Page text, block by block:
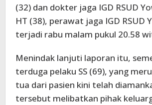
(32) dan dokter jaga IGD RSUD
HT (38), perawat jaga IGD RSUD
terjadi rabu malam pukul 20.58
Menindak lanjuti laporan itu,
terduga pelaku SS (69), yang
tua dari pasien kini telah
tersebut melibatkan pihak